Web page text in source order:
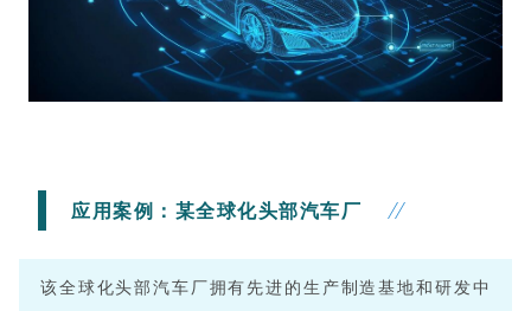
应用案例： 某全球化头部汽车厂
该全球化头部汽车厂拥有先进的生产制造基地和研发中